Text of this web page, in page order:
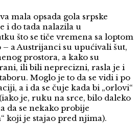
mala opsada gola srpske
i do tada nalazila u
što se tiče vremena sa loptom
– a Austrijanci su upućivali šut,
prostora, a kako su
ili bili neprecizni, rasla je i
Moglo je to da se vidi i po
a i da se čuje kada bi „orlovi“
je, ruku na srce, bilo daleko
da se nekako probije
koji je stajao pred njima).